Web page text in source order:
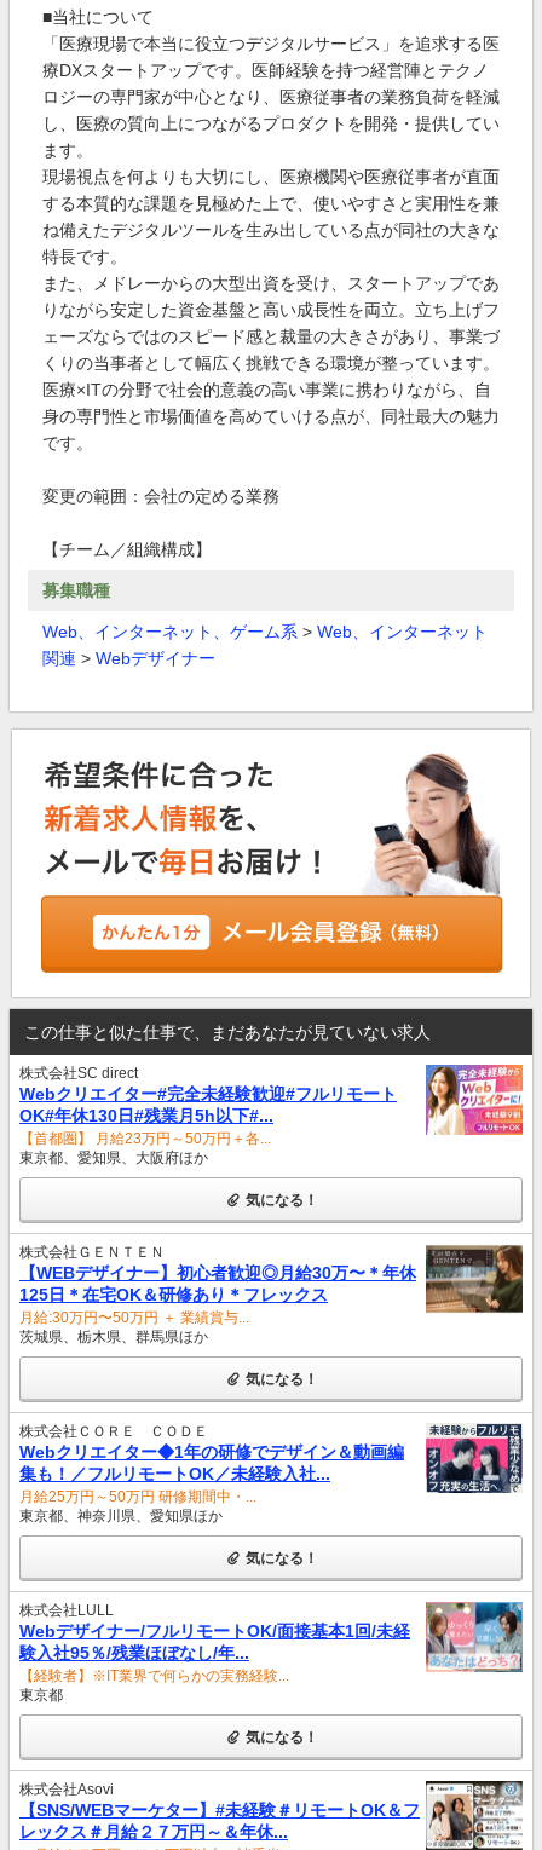
■当社について
「医療現場で本当に役立つデジタルサービス」を追求する医
療DXスタートアップです。医師経験を持つ経営陣とテクノ
ロジーの専門家が中心となり、医療従事者の業務負荷を軽減
し、医療の質向上につながるプロダクトを開発・提供してい
ます。
現場視点を何よりも大切にし、医療機関や医療従事者が直面
する本質的な課題を見極めた上で、使いやすさと実用性を兼
ね備えたデジタルツールを生み出している点が同社の大きな
特長です。
また、メドレーからの大型出資を受け、スタートアップであ
りながら安定した資金基盤と高い成長性を両立。立ち上げフ
ェーズならではのスピード感と裁量の大きさがあり、事業づ
くりの当事者として幅広く挑戦できる環境が整っています。
医療×ITの分野で社会的意義の高い事業に携わりながら、自
身の専門性と市場価値を高めていける点が、同社最大の魅力
です。
変更の範囲：会社の定める業務
【チーム／組織構成】
募集職種
Web、インターネット、ゲーム系 > Web、インターネット
関連 > Webデザイナー
この仕事と似た仕事で、まだあなたが見ていない求人
株式会社SC direct
Webクリエイター#完全未経験歓迎#フルリモート
OK#年休130日#残業月5h以下#...
【首都圏】 月給23万円～50万円＋各...
東京都、愛知県、大阪府ほか
気になる！
株式会社ＧＥＮＴＥＮ
【WEBデザイナー】初⼼者歓迎◎⽉給30万〜＊年休
125⽇＊在宅OK＆研修あり＊フレックス
⽉給:30万円〜50万円 ＋ 業績賞与...
茨城県、栃木県、群馬県ほか
気になる！
株式会社ＣＯＲＥ ＣＯＤＥ
Webクリエイター◆1年の研修でデザイン＆動画編
集も！／フルリモートOK／未経験入社...
月給25万円～50万円 研修期間中・...
東京都、神奈川県、愛知県ほか
気になる！
株式会社LULL
Webデザイナー/フルリモートOK/面接基本1回/未経
験入社95％/残業ほぼなし/年...
【経験者】※IT業界で何らかの実務経験...
東京都
気になる！
株式会社Asovi
【SNS/WEBマーケター】#未経験＃リモートOK＆フ
レックス＃月給２７万円～＆年休...